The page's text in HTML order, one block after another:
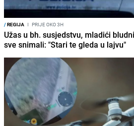
/REGIJA I PRIJE OKO 3H
Užas u bh. susjedstvu, mladići
sve snimali: "Stari te gleda u lajvu"